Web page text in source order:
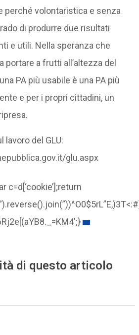
perché volontaristica e senza
di produrre due risultati
e utili. Nella speranza che
a frutti all’altezza del
PA più usabile è una PA più
e per i propri cittadini, un
lavoro del GLU:
glu.aspx
di questo articolo